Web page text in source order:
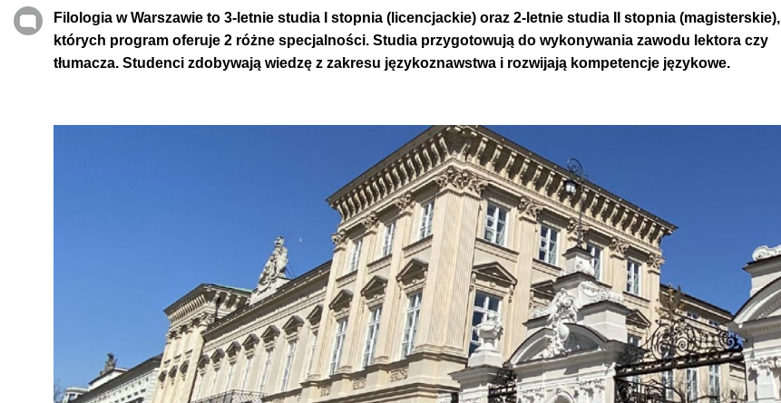
Filologia w Warszawie to 3-letnie studia I stopnia (licencjackie) oraz 2-letnie studia II stopnia (magisterskie),
których program oferuje 2 różne specjalności. Studia przygotowują do wykonywania zawodu lektora czy
tłumacza. Studenci zdobywają wiedzę z zakresu językoznawstwa i rozwijają kompetencje językowe.